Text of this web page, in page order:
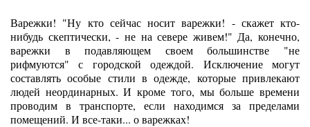
Варежки! "Ну кто сейчас носит варежки! - скажет кто-
нибудь скептически, - не на севере живем!" Да, конечно,
варежки в подавляющем своем большинстве "не
рифмуются" с городской одеждой. Исключение могут
составлять особые стили в одежде, которые привлекают
людей неординарных. И кроме того, мы больше времени
проводим в транспорте, если находимся за пределами
помещений. И все-таки... о варежках!